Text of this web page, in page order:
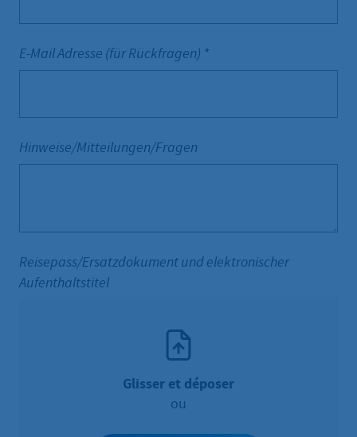
E-Mail Adresse (für Rückfragen) *
Hinweise/Mitteilungen/Fragen
Reisepass/Ersatzdokument und elektronischer
Aufenthaltstitel
Glisser et déposer
ou